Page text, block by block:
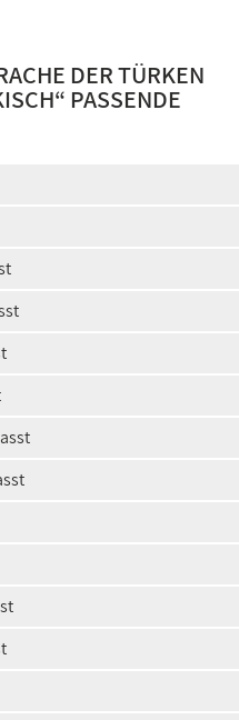
DER TÜRKEN
“ PASSENDE